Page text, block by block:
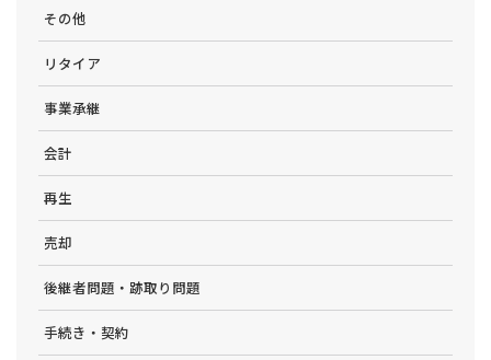
その他
リタイア
事業承継
会計
再生
売却
後継者問題・跡取り問題
手続き・契約